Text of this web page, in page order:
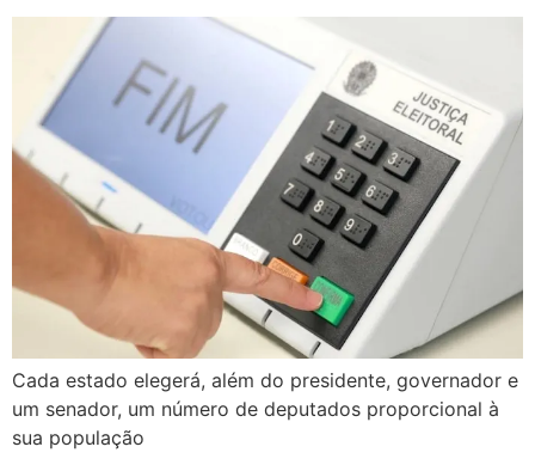
Cada estado elegerá, além do presidente, governador e
um senador, um número de deputados proporcional à
sua população